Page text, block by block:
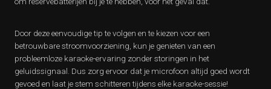
Door deze eenvoudige tip te volgen en te kiezen voor een
betrouwbare stroomvoorziening, kun je genieten van een
probleemloze karaoke-ervaring zonder storingen in het
geluidssignaal. Dus zorg ervoor dat je microfoon altijd goed wordt
gevoed en laat je stem schitteren tijdens elke karaoke-sessie!